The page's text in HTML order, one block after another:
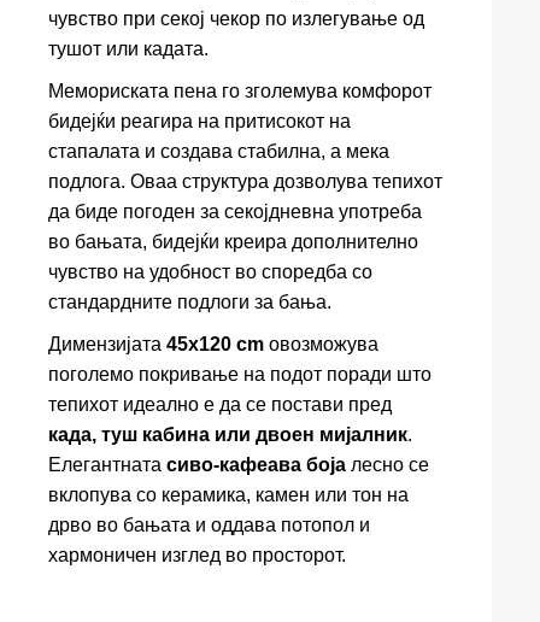
чувство при секој чекор по излегување од
тушот или кадата.
Мемориската пена го зголемува комфорот
бидејќи реагира на притисокот на
стапалата и создава стабилна, а мека
подлога. Оваа структура дозволува тепихот
да биде погоден за секојдневна употреба
во бањата, бидејќи креира дополнително
чувство на удобност во споредба со
стандардните подлоги за бања.
Димензијата 45x120 cm овозможува
поголемо покривање на подот поради што
тепихот идеално е да се постави пред
када, туш кабина или двоен мијалник.
Елегантната сиво-кафеава боја лесно се
вклопува со керамика, камен или тон на
дрво во бањата и оддава потопол и
хармоничен изглед во просторот.